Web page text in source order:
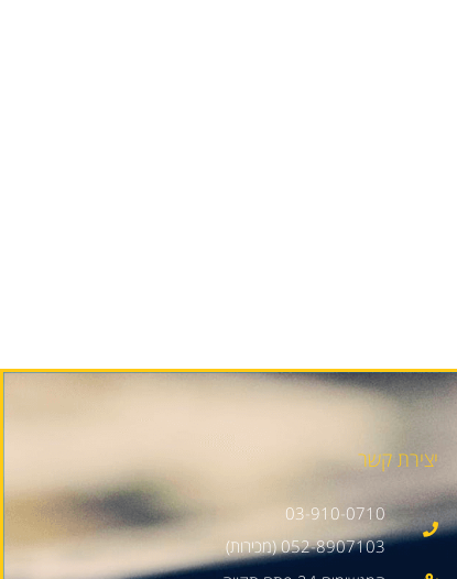
יצירת קשר
03-910-0710
052-8907103 (מכירות)